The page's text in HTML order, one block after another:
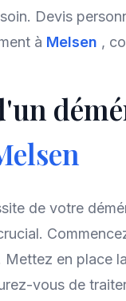
Devis
à Melsen ,
de votre
en place
vous de